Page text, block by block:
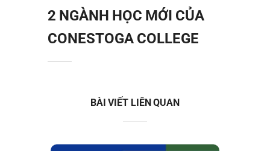
2 NGÀNH HỌC MỚI CỦA
CONESTOGA COLLEGE
BÀI VIẾT LIÊN QUAN